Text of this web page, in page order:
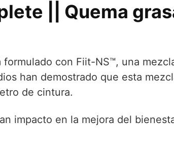
|| Quema
formulado con Fiit-NS™, una
han demostrado que esta
de cintura.
impacto en la mejora del